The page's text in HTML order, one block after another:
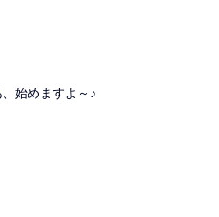
、始めますよ～♪